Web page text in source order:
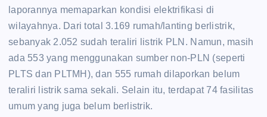
laporannya memaparkan kondisi elektrifikasi di
wilayahnya. Dari total 3.169 rumah/lanting berlistrik,
sebanyak 2.052 sudah teraliri listrik PLN. Namun, masih
ada 553 yang menggunakan sumber non-PLN (seperti
PLTS dan PLTMH), dan 555 rumah dilaporkan belum
teraliri listrik sama sekali. Selain itu, terdapat 74 fasilitas
umum yang juga belum berlistrik.